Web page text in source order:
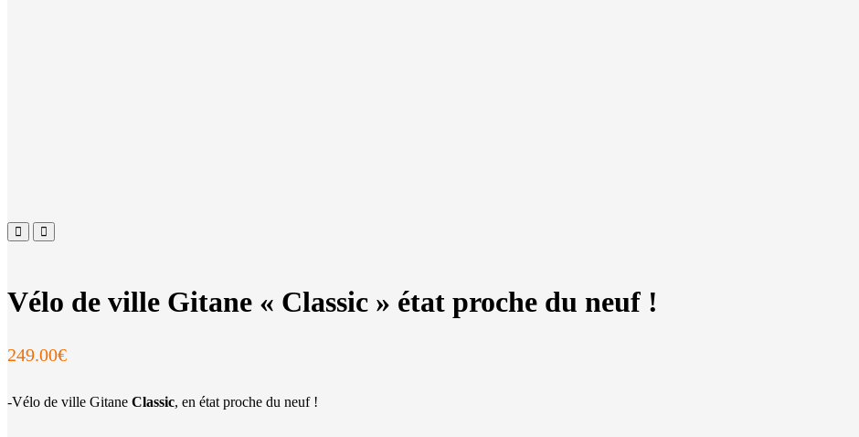
Vélo de ville Gitane « Classic » état proche du neuf !
249.00€
-Vélo de ville Gitane Classic, en état proche du neuf !